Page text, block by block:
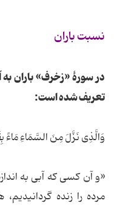
نسبت باران
در سورۀ «زخرف» باران
تعریف شده است:
وَالَّذِی نَزَّلَ مِنَ السَّمَاءِ مَاءً
«و آن کسی که آبی به
مرده را زنده